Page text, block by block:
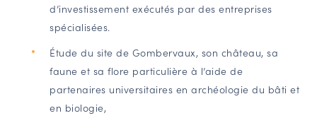
VOUS ÊTES…
Amateurs d’histoire et de patrimoine
Responsables de structures
Étudiants & chercheurs
d’investissement exécutés par des entreprises
spécialisées.
Étude du site de Gombervaux, son château, sa
faune et sa flore particulière à l’aide de
partenaires universitaires en archéologie du bâti et
en biologie,